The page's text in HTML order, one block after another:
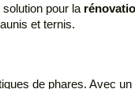
solution pour la
et ternis.
de phares. Avec